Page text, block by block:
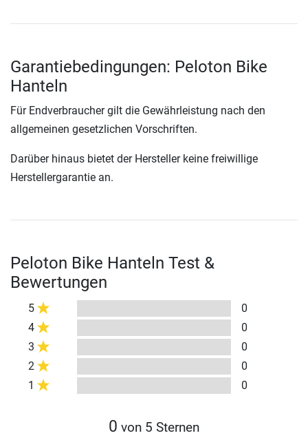
Garantiebedingungen: Peloton Bike
Hanteln
Für Endverbraucher gilt die Gewährleistung nach den
allgemeinen gesetzlichen Vorschriften.
Darüber hinaus bietet der Hersteller keine freiwillige
Herstellergarantie an.
Peloton Bike Hanteln Test &
Bewertungen
5
0
4
0
3
0
2
0
1
0
0 von 5 Sternen